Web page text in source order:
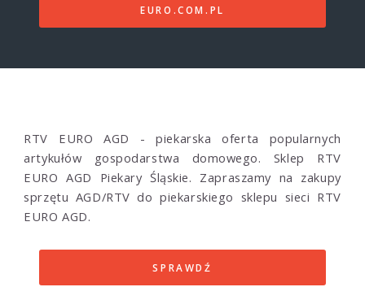
EURO.COM.PL
RTV EURO AGD - piekarska oferta popularnych
artykułów gospodarstwa domowego. Sklep RTV
EURO AGD Piekary Śląskie. Zapraszamy na zakupy
sprzętu AGD/RTV do piekarskiego sklepu sieci RTV
EURO AGD.
SPRAWDŹ